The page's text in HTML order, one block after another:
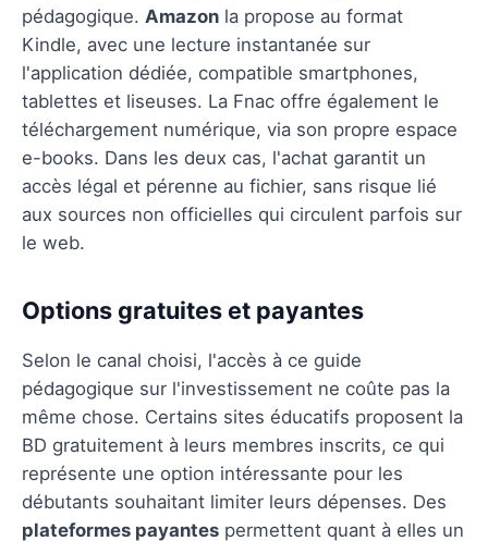
pédagogique. Amazon la propose au format
Kindle, avec une lecture instantanée sur
l'application dédiée, compatible smartphones,
tablettes et liseuses. La Fnac offre également le
téléchargement numérique, via son propre espace
e-books. Dans les deux cas, l'achat garantit un
accès légal et pérenne au fichier, sans risque lié
aux sources non officielles qui circulent parfois sur
le web.
Options gratuites et payantes
Selon le canal choisi, l'accès à ce guide
pédagogique sur l'investissement ne coûte pas la
même chose. Certains sites éducatifs proposent la
BD gratuitement à leurs membres inscrits, ce qui
représente une option intéressante pour les
débutants souhaitant limiter leurs dépenses. Des
plateformes payantes permettent quant à elles un